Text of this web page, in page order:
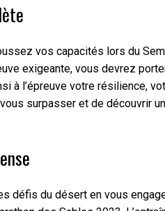
vos capacités lors du
exigeante, vous devrez
à l’épreuve votre résilience,
surpasser et de découvrir
défis du désert en vous